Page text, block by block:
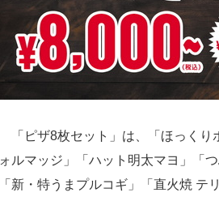
「ピザ8枚セット」は、「ほっくり
ォルマッジ」「ハット明太マヨ」「
「新・特うまプルコギ」「直火焼